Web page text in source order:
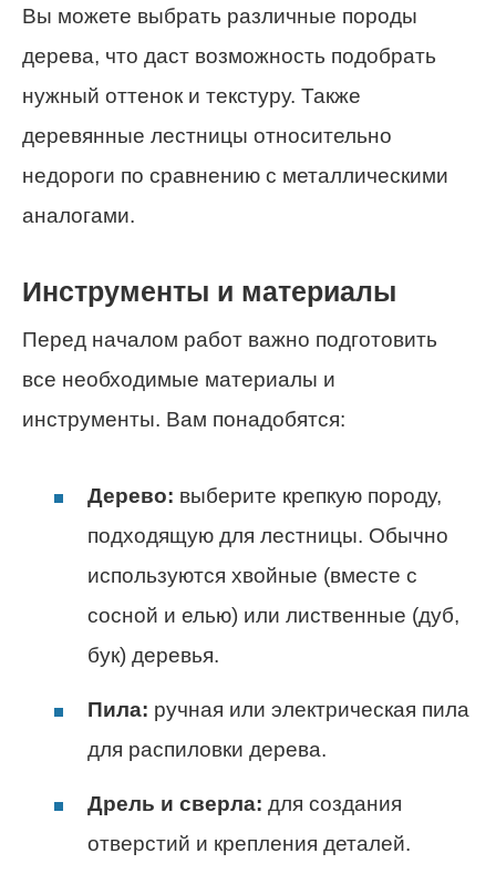
Вы можете выбрать различные породы
дерева, что даст возможность подобрать
нужный оттенок и текстуру. Также
деревянные лестницы относительно
недороги по сравнению с металлическими
аналогами.
Инструменты и материалы
Перед началом работ важно подготовить
все необходимые материалы и
инструменты. Вам понадобятся:
Дерево: выберите крепкую породу,
подходящую для лестницы. Обычно
используются хвойные (вместе с
сосной и елью) или лиственные (дуб,
бук) деревья.
Пила: ручная или электрическая пила
для распиловки дерева.
Дрель и сверла: для создания
отверстий и крепления деталей.